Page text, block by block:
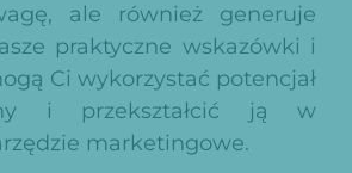
ale również generuje
praktyczne wskazówki i
Ci wykorzystać potencjał
i przekształcić ją w
marketingowe.